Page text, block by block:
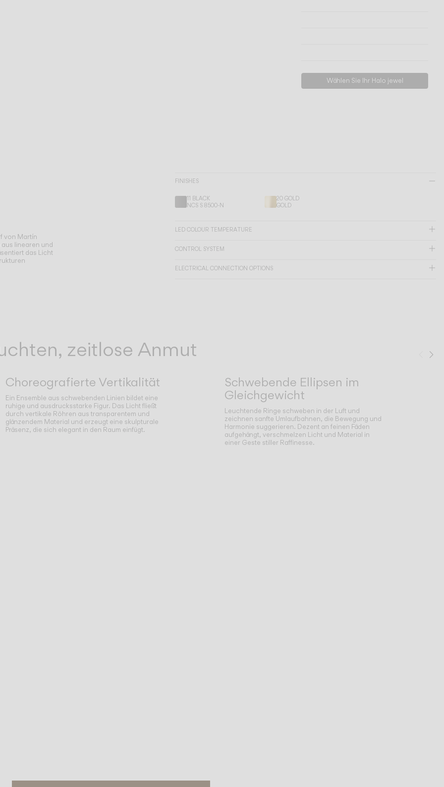
Wählen Sie Ihr Halo jewel
von Martín
linearen und
das Licht
FINISHES
11 BLACK
NCS S 8500-N
20 GOLD
GOLD
LED COLOUR TEMPERATURE
CONTROL SYSTEM
ELECTRICAL CONNECTION OPTIONS
zeitlose Anmut
Choreografierte Vertikalität
Ein Ensemble aus schwebenden Linien bildet eine
ruhige und ausdrucksstarke Figur. Das Licht fließt
durch vertikale Röhren aus transparentem und
glänzendem Material und erzeugt eine skulpturale
Präsenz, die sich elegant in den Raum einfügt.
Schwebende Ellipsen im
Gleichgewicht
Leuchtende Ringe schweben in der Luft und
zeichnen sanfte Umlaufbahnen, die Bewegung und
Harmonie suggerieren. Dezent an feinen Fäden
aufgehängt, verschmelzen Licht und Material in
einer Geste stiller Raffinesse.